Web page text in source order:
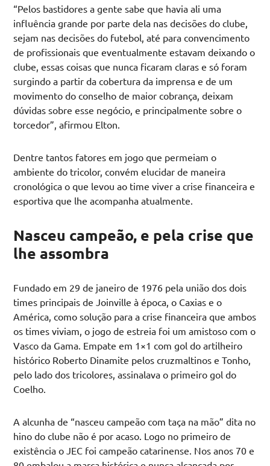
“Pelos bastidores a gente sabe que havia ali uma
influência grande por parte dela nas decisões do clube,
sejam nas decisões do futebol, até para convencimento
de profissionais que eventualmente estavam deixando o
clube, essas coisas que nunca ficaram claras e só foram
surgindo a partir da cobertura da imprensa e de um
movimento do conselho de maior cobrança, deixam
dúvidas sobre esse negócio, e principalmente sobre o
torcedor”, afirmou Elton.
Dentre tantos fatores em jogo que permeiam o
ambiente do tricolor, convém elucidar de maneira
cronológica o que levou ao time viver a crise financeira e
esportiva que lhe acompanha atualmente.
Nasceu campeão, e pela crise que
lhe assombra
Fundado em 29 de janeiro de 1976 pela união dos dois
times principais de Joinville à época, o Caxias e o
América, como solução para a crise financeira que ambos
os times viviam, o jogo de estreia foi um amistoso com o
Vasco da Gama. Empate em 1×1 com gol do artilheiro
histórico Roberto Dinamite pelos cruzmaltinos e Tonho,
pelo lado dos tricolores, assinalava o primeiro gol do
Coelho.
A alcunha de “nasceu campeão com taça na mão” dita no
hino do clube não é por acaso. Logo no primeiro de
existência o JEC foi campeão catarinense. Nos anos 70 e